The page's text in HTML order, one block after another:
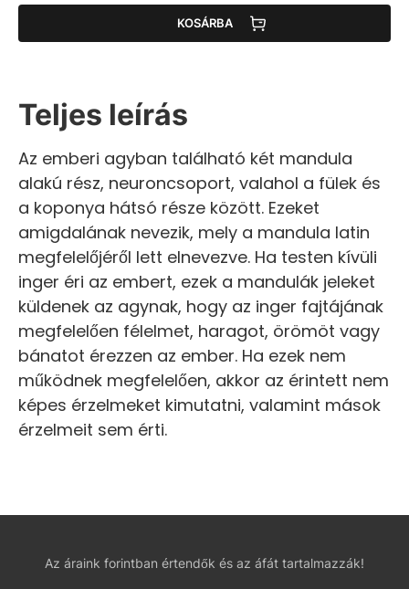
KOSÁRBA
Teljes leírás
Az emberi agyban található két mandula
alakú rész, neuroncsoport, valahol a fülek és
a koponya hátsó része között. Ezeket
amigdalának nevezik, mely a mandula latin
megfelelőjéről lett elnevezve. Ha testen kívüli
inger éri az embert, ezek a mandulák jeleket
küldenek az agynak, hogy az inger fajtájának
megfelelően félelmet, haragot, örömöt vagy
bánatot érezzen az ember. Ha ezek nem
működnek megfelelően, akkor az érintett nem
képes érzelmeket kimutatni, valamint mások
érzelmeit sem érti.
Az áraink forintban értendők és az áfát tartalmazzák!